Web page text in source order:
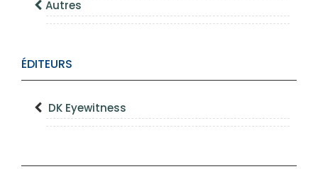
Autres
ÉDITEURS
DK Eyewitness